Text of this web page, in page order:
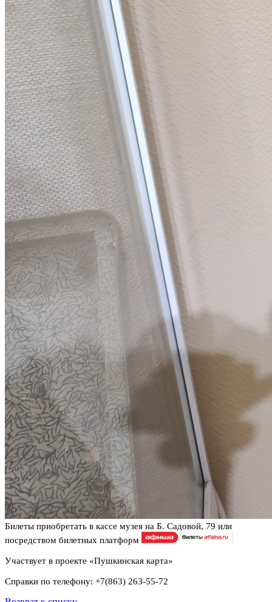
Билеты приобретать в кассе музея на Б. Садовой, 79 или
посредством билетных платформ
Участвует в проекте «Пушкинская карта»
Справки по телефону: +7(863) 263-55-72